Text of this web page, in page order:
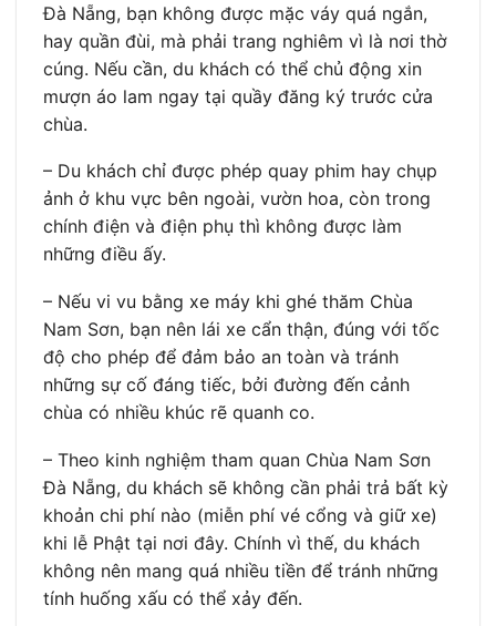
Đà Nẵng, bạn không được mặc váy quá ngắn,
hay quần đùi, mà phải trang nghiêm vì là nơi thờ
cúng. Nếu cần, du khách có thể chủ động xin
mượn áo lam ngay tại quầy đăng ký trước cửa
chùa.
– Du khách chỉ được phép quay phim hay chụp
ảnh ở khu vực bên ngoài, vườn hoa, còn trong
chính điện và điện phụ thì không được làm
những điều ấy.
– Nếu vi vu bằng xe máy khi ghé thăm Chùa
Nam Sơn, bạn nên lái xe cẩn thận, đúng với tốc
độ cho phép để đảm bảo an toàn và tránh
những sự cố đáng tiếc, bởi đường đến cảnh
chùa có nhiều khúc rẽ quanh co.
– Theo kinh nghiệm tham quan Chùa Nam Sơn
Đà Nẵng, du khách sẽ không cần phải trả bất kỳ
khoản chi phí nào (miễn phí vé cổng và giữ xe)
khi lễ Phật tại nơi đây. Chính vì thế, du khách
không nên mang quá nhiều tiền để tránh những
tính huống xấu có thể xảy đến.